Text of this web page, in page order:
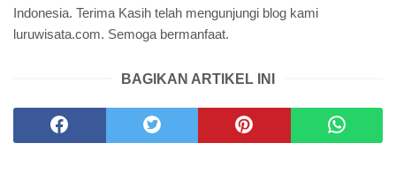
Indonesia. Terima Kasih telah mengunjungi blog kami
luruwisata.com. Semoga bermanfaat.
BAGIKAN ARTIKEL INI